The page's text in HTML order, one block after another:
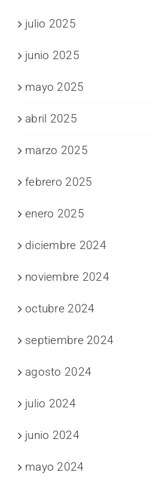
julio 2025
junio 2025
mayo 2025
abril 2025
marzo 2025
febrero 2025
enero 2025
diciembre 2024
noviembre 2024
octubre 2024
septiembre 2024
agosto 2024
julio 2024
junio 2024
mayo 2024